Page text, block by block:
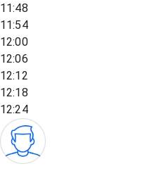
11:48
11:54
12:00
12:06
12:12
12:18
12:24